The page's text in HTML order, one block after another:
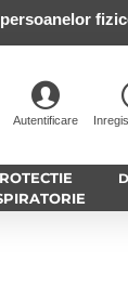
Autentificare